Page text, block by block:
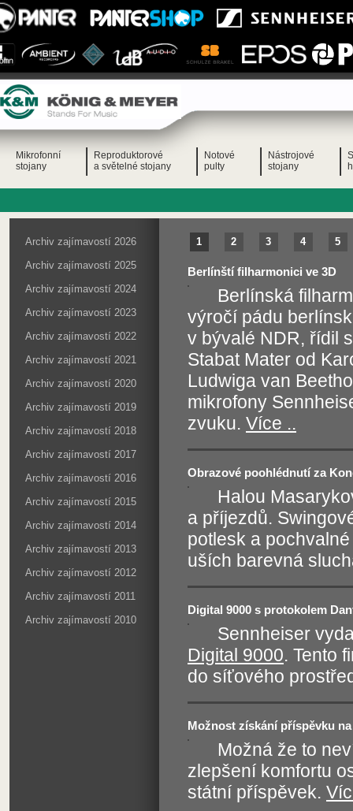
Archiv zajímavostí 2026
Archiv zajímavostí 2025
Archiv zajímavostí 2024
Archiv zajímavostí 2023
Archiv zajímavostí 2022
Archiv zajímavostí 2021
Archiv zajímavostí 2020
Archiv zajímavostí 2019
Archiv zajímavostí 2018
Archiv zajímavostí 2017
Archiv zajímavostí 2016
Archiv zajímavostí 2015
Archiv zajímavostí 2014
Archiv zajímavostí 2013
Archiv zajímavostí 2012
Archiv zajímavostí 2011
Archiv zajímavostí 2010
1 2 3 4 5
Berlínští filharmonici ve 3D
Berlínská
výročí pádu
v bývalé NDR, řídil
Stabat Mater od
Ludwiga van
mikrofony
zvuku. Více ..
Obrazové poohlédnutí za
Halou
a příjezdů.
potlesk a
uších barevná
Digital 9000 s protokolem
Sennheiser
Digital 9000. Tento
do síťového
Možnost získání příspěvku
Možná že to
zlepšení komfortu
státní příspěvek.
Mikrofonní
stojany
Reproduktorové
a světelné stojany
Notové
pulty
Nástrojové
stojany